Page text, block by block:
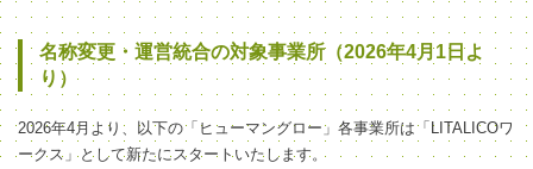
名称変更・運営統合の対象事業所（2026年4月1日よ
り）
2026年4月より、以下の「ヒューマングロー」各事業所は「LITALICOワ
ークス」として新たにスタートいたします。